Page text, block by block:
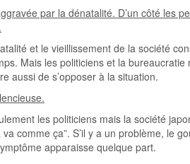
par la dénatalité. D’un côté les
et le vieillissement de la société
Mais les politiciens et la
aussi de s’opposer à la situation.
les politiciens mais la société
comme ça”. S’il y a un problème, le
apparaisse quelque part.